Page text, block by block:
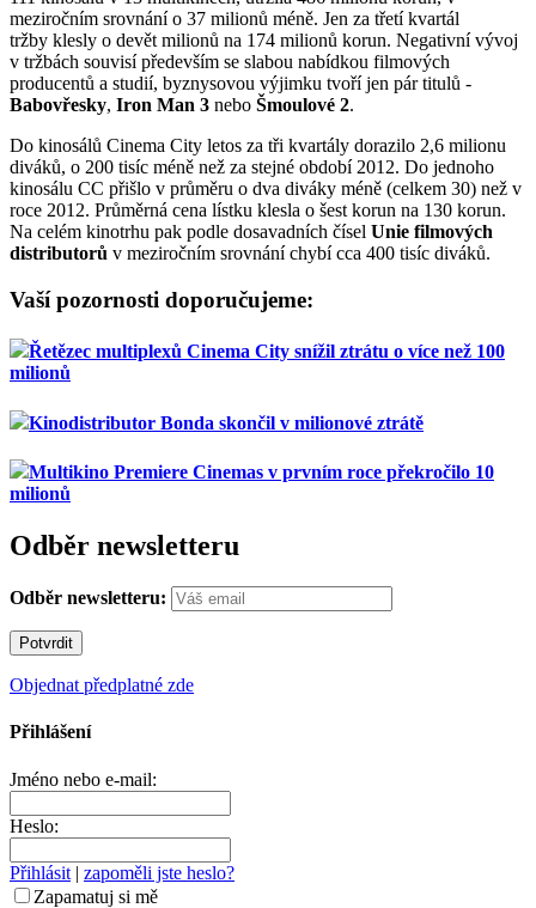
meziročním srovnání o 37 milionů méně. Jen za třetí kvartál
tržby klesly o devět milionů na 174 milionů korun. Negativní vývoj
v tržbách souvisí především se slabou nabídkou filmových
producentů a studií, byznysovou výjimku tvoří jen pár titulů -
Babovřesky, Iron Man 3 nebo Šmoulové 2.
Do kinosálů Cinema City letos za tři kvartály dorazilo 2,6 milionu
diváků, o 200 tisíc méně než za stejné období 2012. Do jednoho
kinosálu CC přišlo v průměru o dva diváky méně (celkem 30) než v
roce 2012. Průměrná cena lístku klesla o šest korun na 130 korun.
Na celém kinotrhu pak podle dosavadních čísel Unie filmových
distributorů v meziročním srovnání chybí cca 400 tisíc diváků.
Vaší pozornosti doporučujeme:
Řetězec multiplexů Cinema City snížil ztrátu o více než 100
milionů
Kinodistributor Bonda skončil v milionové ztrátě
Multikino Premiere Cinemas v prvním roce překročilo 10
milionů
Odběr newsletteru
Odběr newsletteru:
Objednat předplatné zde
Přihlášení
Jméno nebo e-mail:
Heslo:
Přihlásit | zapoměli jste heslo?
Zapamatuj si mě